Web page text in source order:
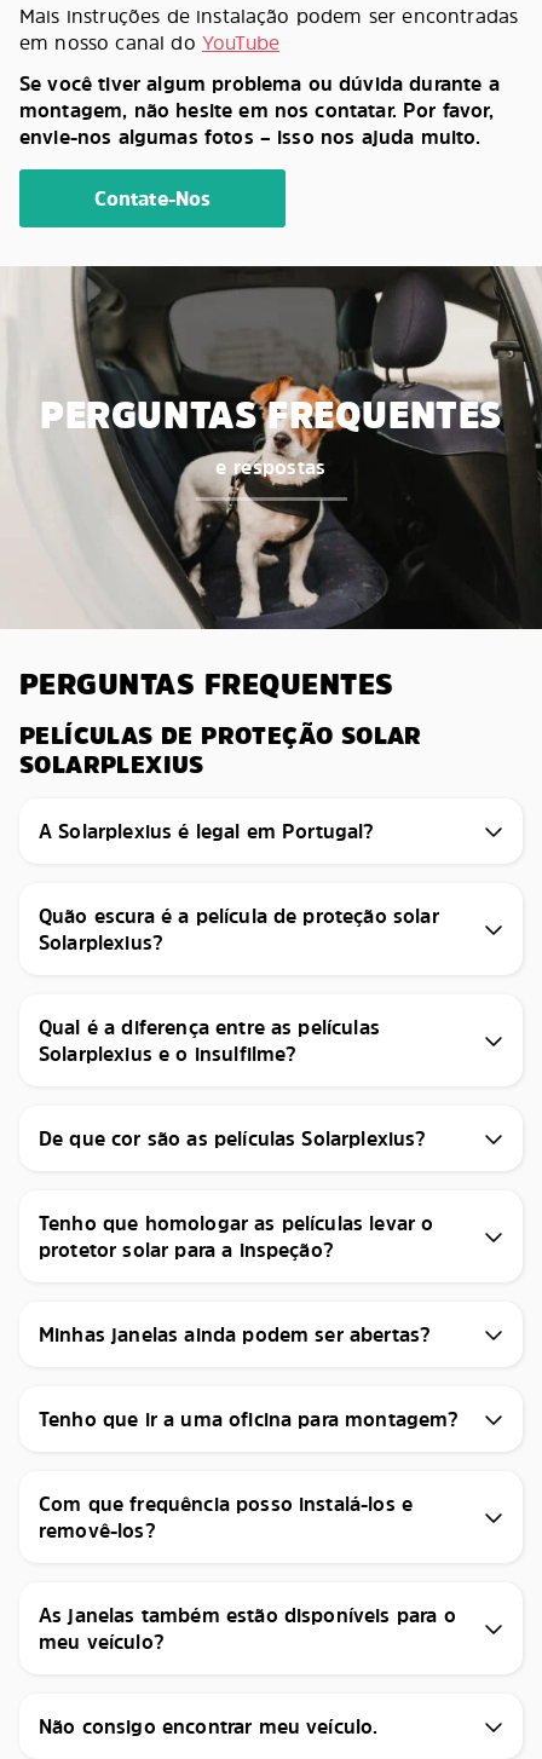
Mais instruções de instalação podem ser encontradas
em nosso canal do YouTube
Se você tiver algum problema ou dúvida durante a
montagem, não hesite em nos contatar. Por favor,
envie-nos algumas fotos – isso nos ajuda muito.
Contate-Nos
PERGUNTAS FREQUENTES
e respostas
PERGUNTAS FREQUENTES
PELÍCULAS DE PROTEÇÃO SOLAR
SOLARPLEXIUS
A Solarplexius é legal em Portugal?
Quão escura é a película de proteção solar
Solarplexius?
Qual é a diferença entre as películas
Solarplexius e o insulfilme?
De que cor são as películas Solarplexius?
Tenho que homologar as películas levar o
protetor solar para a inspeção?
Minhas janelas ainda podem ser abertas?
Tenho que ir a uma oficina para montagem?
Com que frequência posso instalá-los e
removê-los?
As janelas também estão disponíveis para o
meu veículo?
Não consigo encontrar meu veículo.